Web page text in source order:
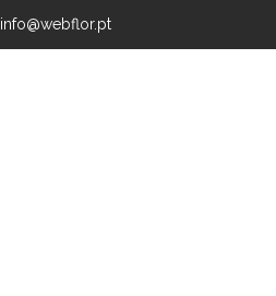
info@webflor.pt